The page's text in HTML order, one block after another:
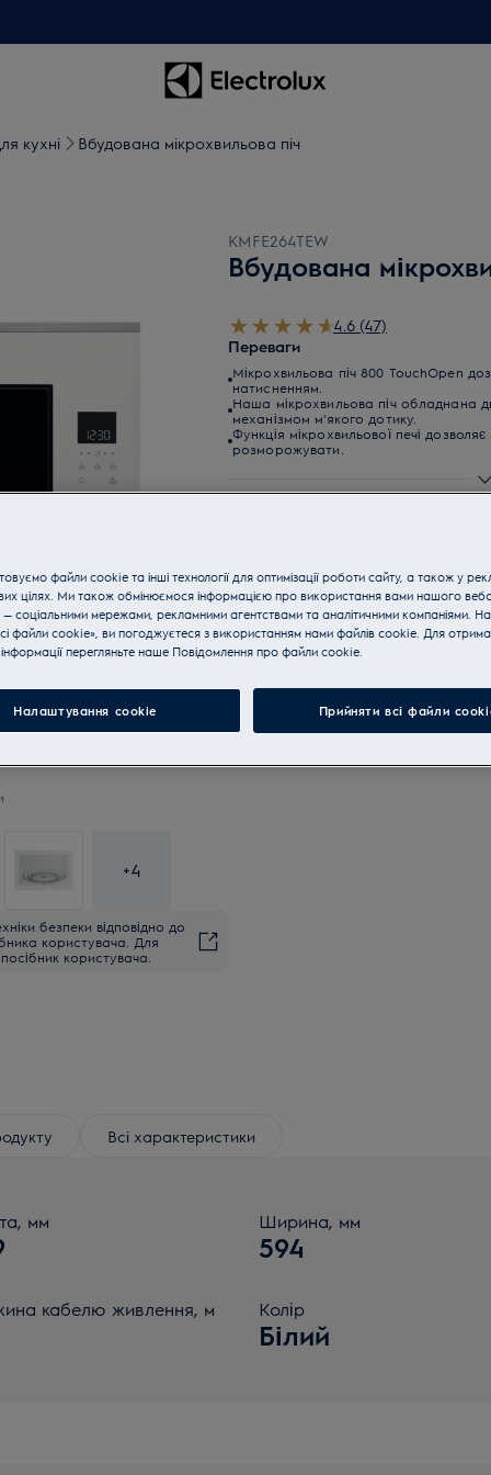
кухні Вбудована мікрохвильова піч
+4
безпеки відповідно до
користувача. Для
користувача.
KMFE264TEW
Вбудована
4.6 (47)
Переваги
Мікрохвильова піч 800 TouchOpen
натисненням.
Наша мікрохвильова піч обладнана
механізмом м'якого дотику.
Функція мікрохвильової печі дозволяє
розморожувати.
Купуйте техніку за
Всі характеристики
мм Ширина, мм
594
кабелю живлення, м Колір
Білий
файли cookie та інші технології для оптимізації роботи сайту, а також у
цілях. Ми також обмінюємося інформацією про використання вами нашого
соціальними мережами, рекламними агентствами та аналітичними компаніями.
файли cookie», ви погоджуєтеся з використанням нами файлів cookie. Для
перегляньте наше Пoвідомлення прo файли cookie.
Налаштування cookie Прийняти всі файли